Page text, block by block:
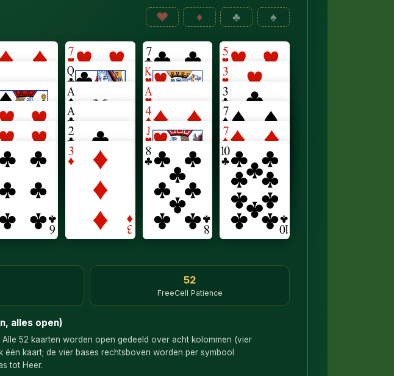
♥ ♦ ♣ ♠
52
FreeCell Patience
alles open)
52 kaarten worden open gedeeld over acht kolommen (vier
kaart; de vier bases rechtsboven worden per symbool
tot Heer.